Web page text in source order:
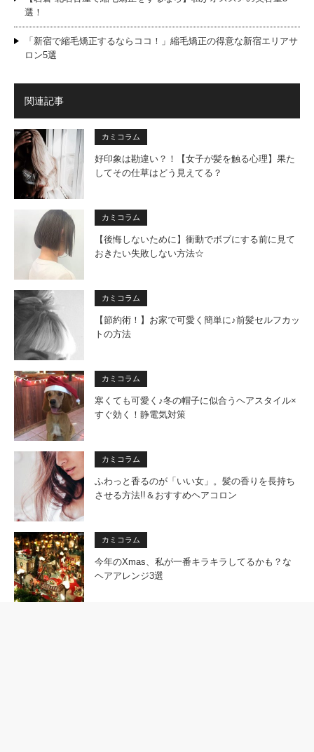
選！
「新宿で縮毛矯正するならココ！」縮毛矯正の得意な新宿エリアサ
ロン5選
関連記事
カミコラム
好印象は勘違い？！【女子が髪を触る心理】果た
してその仕草はどう見えてる？
カミコラム
【後悔しないために】衝動でボブにする前に見て
おきたい失敗しない方法☆
カミコラム
【節約術！】お家で可愛く簡単に♪前髪セルフカッ
トの方法
カミコラム
寒くても可愛く♪冬の帽子に似合うヘアスタイル×
すぐ効く！静電気対策
カミコラム
ふわっと香るのが「いい女」。髪の香りを長持ち
させる方法!!＆おすすめヘアコロン
カミコラム
今年のXmas、私が一番キラキラしてるかも？な
ヘアアレンジ3選